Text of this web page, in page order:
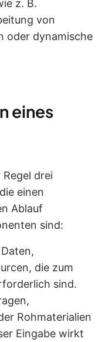
z. B.
von
oder dynamische
eines
drei
einen
Ablauf
sind:
die zum
sind.
Rohmaterialien
Eingabe wirkt